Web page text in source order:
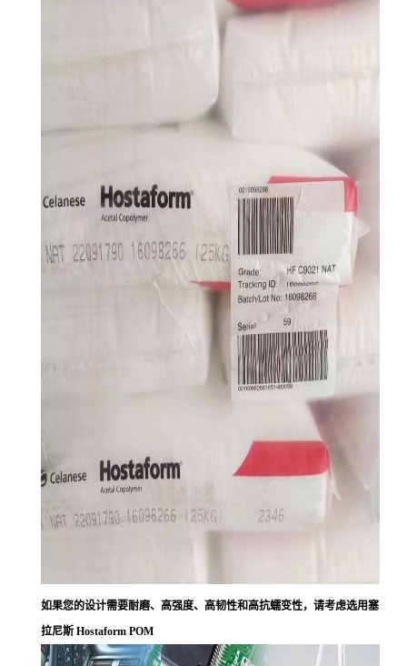
如果您的设计需要耐磨、高强度、高韧性和高抗蠕变性，请考虑选用塞
拉尼斯 Hostaform POM